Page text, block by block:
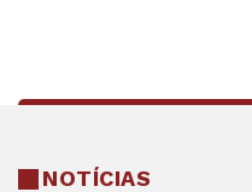
NOTÍCIAS